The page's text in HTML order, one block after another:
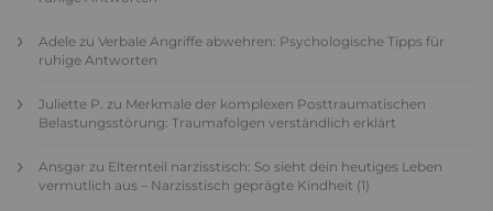
Adele zu Verbale Angriffe abwehren: Psychologische Tipps für
ruhige Antworten
Juliette P. zu Merkmale der komplexen Posttraumatischen
Belastungsstörung: Traumafolgen verständlich erklärt
Ansgar zu Elternteil narzisstisch: So sieht dein heutiges Leben
vermutlich aus – Narzisstisch geprägte Kindheit (1)